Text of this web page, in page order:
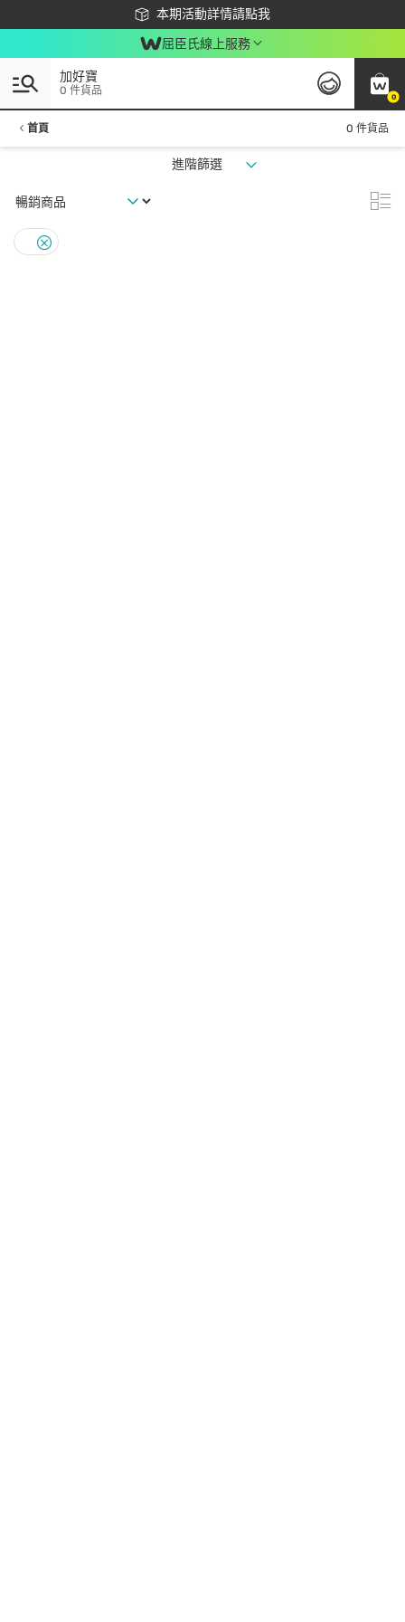
本期活動詳情請點我
下載app最高回饋$350
屈臣氏線上服務
0
加好寶
0 件貨品
首頁 0 件貨品
進階篩選